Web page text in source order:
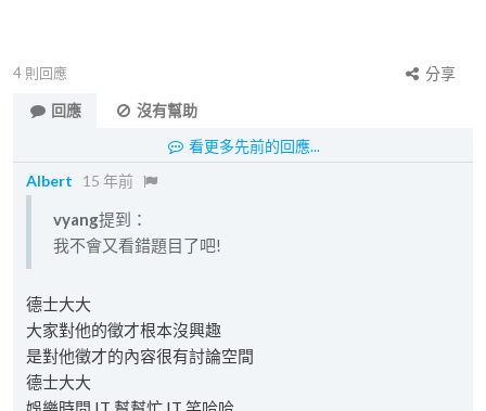
4 則回應
分享
回應
沒有幫助
看更多先前的回應...
Albert
15 年前
vyang提到：
我不會又看錯題目了吧!
德士大大
大家對他的徵才根本沒興趣
是對他徵才的內容很有討論空間
德士大大